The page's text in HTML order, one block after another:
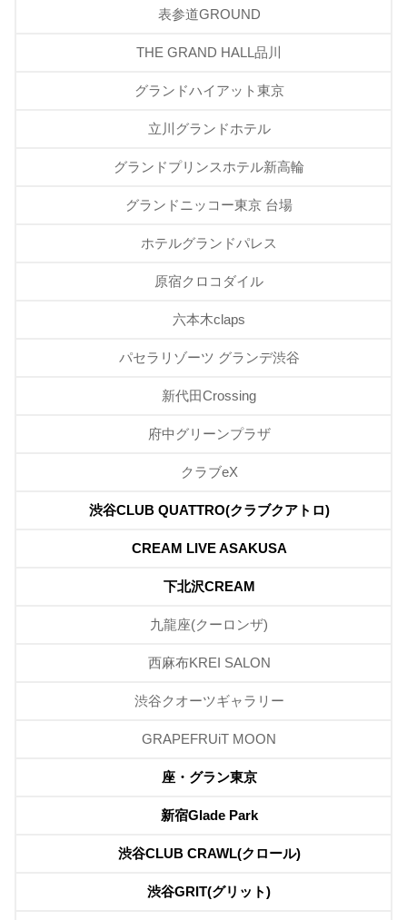
表参道GROUND
THE GRAND HALL品川
グランドハイアット東京
立川グランドホテル
グランドプリンスホテル新高輪
グランドニッコー東京 台場
ホテルグランドパレス
原宿クロコダイル
六本木claps
パセラリゾーツ グランデ渋谷
新代田Crossing
府中グリーンプラザ
クラブeX
渋谷CLUB QUATTRO(クラブクアトロ)
CREAM LIVE ASAKUSA
下北沢CREAM
九龍座(クーロンザ)
西麻布KREI SALON
渋谷クオーツギャラリー
GRAPEFRUiT MOON
座・グラン東京
新宿Glade Park
渋谷CLUB CRAWL(クロール)
渋谷GRIT(グリット)